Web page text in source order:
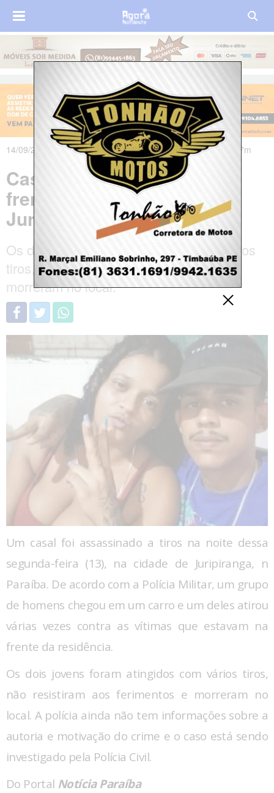
14/09/2021 às 21h49m - Atualizado em 14/09/2021 às 23h07m
Casal é morto a tiros na
frente de casa em
Juripiranga, na Paraíba
Os dois jovens foram atingidos com vários
tiros, não resistiram aos ferimentos e
morreram no local.
Um casal foi assassinado a tiros na noite dessa
segunda-feira (13), na cidade de Juripiranga, n
Paraíba. De acordo com a Polícia Militar, um grupo
de homens chegou em um carro e um deles atirou
várias vezes contra as vítimas que estavam na
frente da residência.
Os dois jovens foram atingidos com vários tiros,
não resistiram aos ferimentos e morreram no
local. A polícia ainda não tem informações sobre a
autoria e motivação do crime e o caso está sendo
investigado pela Polícia Civil.
Do Portal Notícia Paraíba